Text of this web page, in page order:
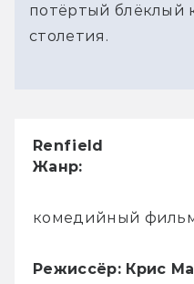
потёртый блёклый
столетия.
Renfield
Жанр:
комедийный
Режиссёр: Крис